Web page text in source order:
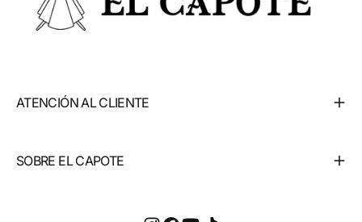
ATENCIÓN AL CLIENTE
SOBRE EL CAPOTE